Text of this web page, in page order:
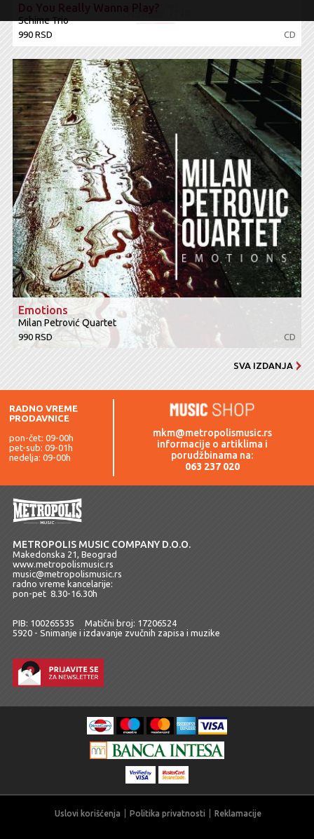
Schime Trio
990 RSD CD
Emotions
Milan Petrović Quartet
990 RSD CD
SVA IZDANJA
RADNO VREME
PRODAVNICE
pon-čet: 09-00h
pet-sub: 09-01h
nedelja: 09-00h
mkm@metropolismusic.rs
informacije o artiklima i
porudžbinama na:
063 237 020
METROPOLIS MUSIC COMPANY D.O.O.
Makedonska 21, Beograd
www.metropolismusic.rs
music@metropolismusic.rs
radno vreme kancelarije:
pon-pet 8.30-16.30h
PIB: 100265535 Matični broj: 17206524
5920 - Snimanje i izdavanje zvučnih zapisa i muzike
Uslovi korišćenja Politika privatnosti Reklamacije